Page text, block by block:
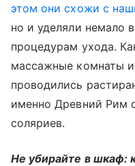
этом они схожи с
но и уделяли немало
процедурам ухода.
массажные комнаты
проводились
именно Древний Рим
соляриев.
Не убирайте в шкаф: